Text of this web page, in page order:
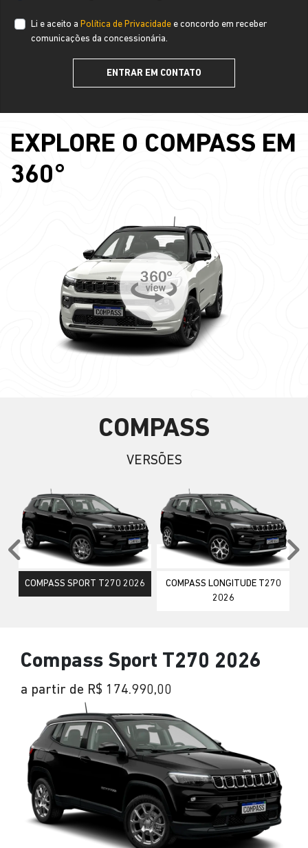
Li e aceito a Política de Privacidade e concordo em receber
comunicações da concessionária.
ENTRAR EM CONTATO
EXPLORE O COMPASS EM
360°
COMPASS
VERSÕES
COMPASS SPORT T270 2026
COMPASS LONGITUDE T270
2026
Anterior
Compass Sport T270 2026
a partir de R$ 174.990,00